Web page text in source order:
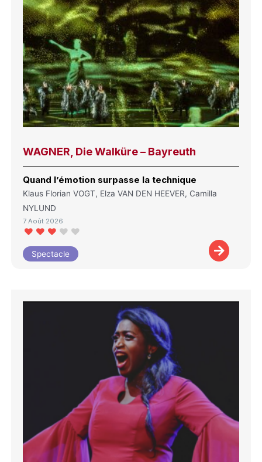
WAGNER, Die Walküre – Bayreuth
Quand l’émotion surpasse la technique
Klaus Florian VOGT, Elza VAN DEN HEEVER, Camilla
NYLUND
7 Août 2026
Spectacle